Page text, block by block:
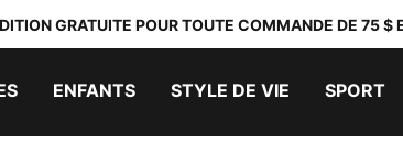
GRATUITE POUR TOUTE COMMANDE DE 75 $
ENFANTS STYLE DE VIE SPORT